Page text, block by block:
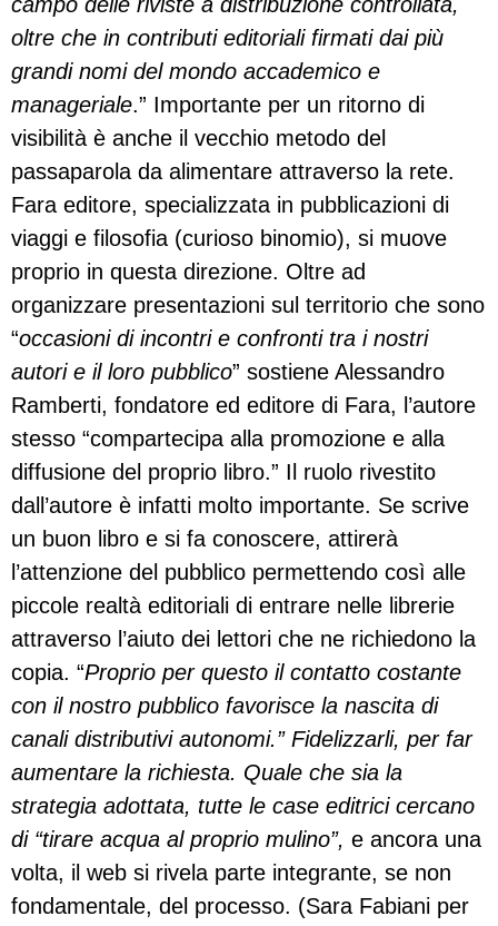
oltre che in contributi editoriali firmati dai più
grandi nomi del mondo accademico e
manageriale.” Importante per un ritorno di
visibilità è anche il vecchio metodo del
passaparola da alimentare attraverso la rete.
Fara editore, specializzata in pubblicazioni di
viaggi e filosofia (curioso binomio), si muove
proprio in questa direzione. Oltre ad
organizzare presentazioni sul territorio che sono
“occasioni di incontri e confronti tra i nostri
autori e il loro pubblico” sostiene Alessandro
Ramberti, fondatore ed editore di Fara, l’autore
stesso “compartecipa alla promozione e alla
diffusione del proprio libro.” Il ruolo rivestito
dall’autore è infatti molto importante. Se scrive
un buon libro e si fa conoscere, attirerà
l’attenzione del pubblico permettendo così alle
piccole realtà editoriali di entrare nelle librerie
attraverso l’aiuto dei lettori che ne richiedono la
copia. “Proprio per questo il contatto costante
con il nostro pubblico favorisce la nascita di
canali distributivi autonomi.” Fidelizzarli, per far
aumentare la richiesta. Quale che sia la
strategia adottata, tutte le case editrici cercano
di “tirare acqua al proprio mulino”, e ancora una
volta, il web si rivela parte integrante, se non
fondamentale, del processo. (Sara Fabiani per